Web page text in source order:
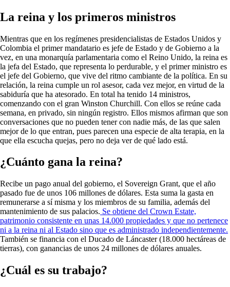
La reina y los primeros ministros
Mientras que en los regímenes presidencialistas de Estados Unidos y
Colombia el primer mandatario es jefe de Estado y de Gobierno a la
vez, en una monarquía parlamentaria como el Reino Unido, la reina es
la jefa del Estado, que representa lo perdurable, y el primer ministro es
el jefe del Gobierno, que vive del ritmo cambiante de la política. En su
relación, la reina cumple un rol asesor, cada vez mejor, en virtud de la
sabiduría que ha atesorado. En total ha tenido 14 ministros,
comenzando con el gran Winston Churchill. Con ellos se reúne cada
semana, en privado, sin ningún registro. Ellos mismos afirman que son
conversaciones que no pueden tener con nadie más, de las que salen
mejor de lo que entran, pues parecen una especie de alta terapia, en la
que ella escucha quejas, pero no deja ver de qué lado está.
¿Cuánto gana la reina?
Recibe un pago anual del gobierno, el Sovereign Grant, que el año
pasado fue de unos 106 millones de dólares. Esta suma la gasta en
remunerarse a sí misma y los miembros de su familia, además del
mantenimiento de sus palacios. Se obtiene del Crown Estate,
patrimonio consistente en unas 14.000 propiedades y que no pertenece
ni a la reina ni al Estado sino que es administrado independientemente.
También se financia con el Ducado de Láncaster (18.000 hectáreas de
tierras), con ganancias de unos 24 millones de dólares anuales.
¿Cuál es su trabajo?